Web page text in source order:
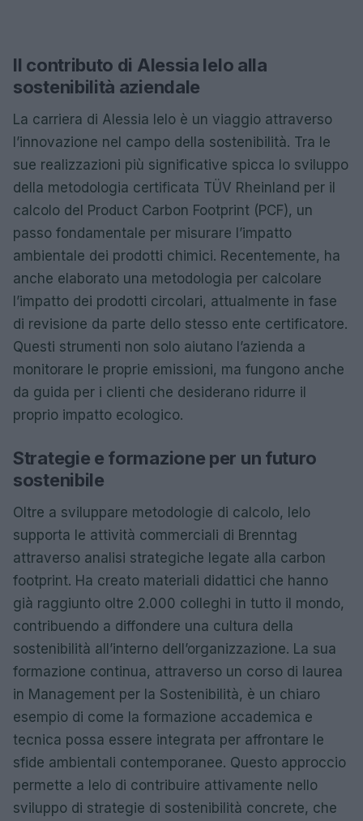
Il contributo di Alessia Ielo alla
sostenibilità aziendale
La carriera di Alessia Ielo è un viaggio attraverso
l’innovazione nel campo della sostenibilità. Tra le
sue realizzazioni più significative spicca lo sviluppo
della metodologia certificata TÜV Rheinland per il
calcolo del Product Carbon Footprint (PCF), un
passo fondamentale per misurare l’impatto
ambientale dei prodotti chimici. Recentemente, ha
anche elaborato una metodologia per calcolare
l’impatto dei prodotti circolari, attualmente in fase
di revisione da parte dello stesso ente certificatore.
Questi strumenti non solo aiutano l’azienda a
monitorare le proprie emissioni, ma fungono anche
da guida per i clienti che desiderano ridurre il
proprio impatto ecologico.
Strategie e formazione per un futuro
sostenibile
Oltre a sviluppare metodologie di calcolo, Ielo
supporta le attività commerciali di Brenntag
attraverso analisi strategiche legate alla carbon
footprint. Ha creato materiali didattici che hanno
già raggiunto oltre 2.000 colleghi in tutto il mondo,
contribuendo a diffondere una cultura della
sostenibilità all’interno dell’organizzazione. La sua
formazione continua, attraverso un corso di laurea
in Management per la Sostenibilità, è un chiaro
esempio di come la formazione accademica e
tecnica possa essere integrata per affrontare le
sfide ambientali contemporanee. Questo approccio
permette a Ielo di contribuire attivamente nello
sviluppo di strategie di sostenibilità concrete, che